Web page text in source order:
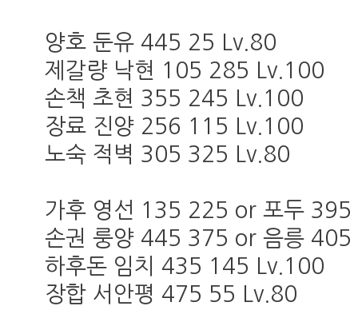
양호 둔유 445 25 Lv.80
제갈량 낙현 105 285 Lv.100
손책 초현 355 245 Lv.100
장료 진양 256 115 Lv.100
노숙 적벽 305 325 Lv.80
가후 영선 135 225 or 포두
손권 룽양 445 375 or 음릉
하후돈 임치 435 145 Lv.100
장합 서안평 475 55 Lv.80